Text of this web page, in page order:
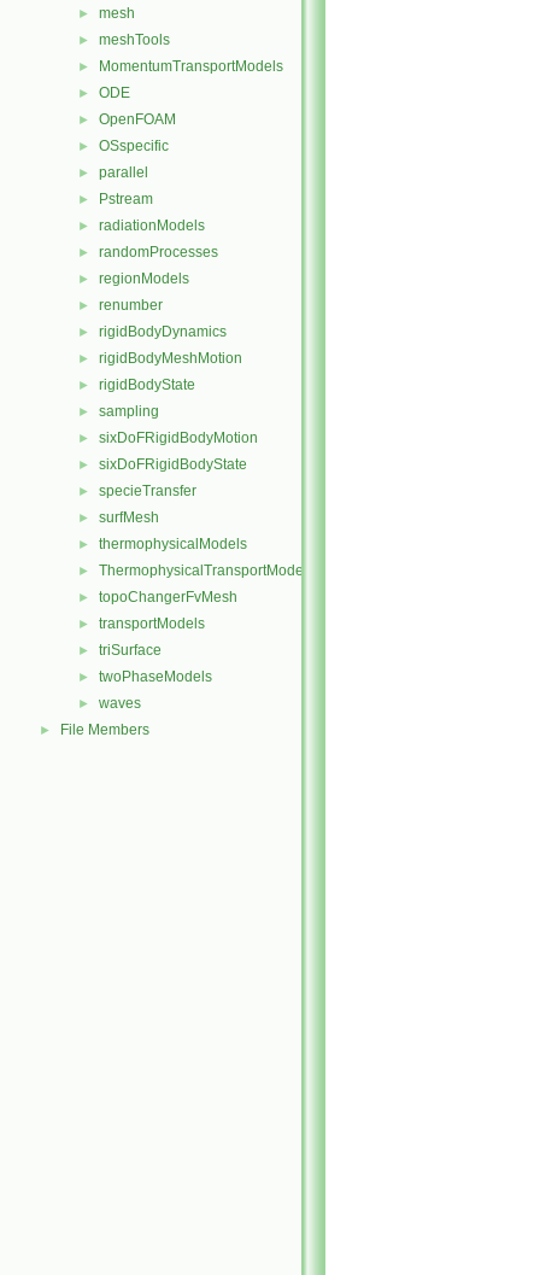
► mesh
► meshTools
► MomentumTransportModels
► ODE
► OpenFOAM
► OSspecific
► parallel
► Pstream
► radiationModels
► randomProcesses
► regionModels
► renumber
► rigidBodyDynamics
► rigidBodyMeshMotion
► rigidBodyState
► sampling
► sixDoFRigidBodyMotion
► sixDoFRigidBodyState
► specieTransfer
► surfMesh
► thermophysicalModels
► ThermophysicalTransportModels
► topoChangerFvMesh
► transportModels
► triSurface
► twoPhaseModels
► waves
► File Members